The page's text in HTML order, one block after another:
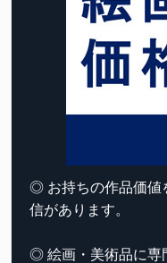
◎ お持ちの作品価値
信があります。
◎ 絵画・美術品に専